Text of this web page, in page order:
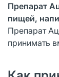
Препарат
пищей,
Препарат
принимать